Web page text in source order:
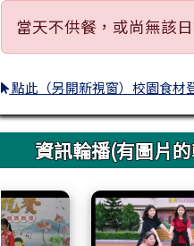
當天不供餐，或尚無該日
點此（另開新視窗）校園食材
資訊輪播(有圖片